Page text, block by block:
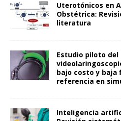
Uterotónicos en
Obstétrica:
literatura
Estudio piloto
bajo costo y baja
referencia en
Inteligencia